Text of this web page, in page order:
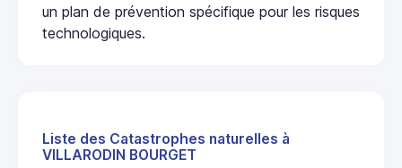
un plan de prévention spécifique pour les risques
technologiques.
Liste des Catastrophes naturelles à
VILLARODIN BOURGET